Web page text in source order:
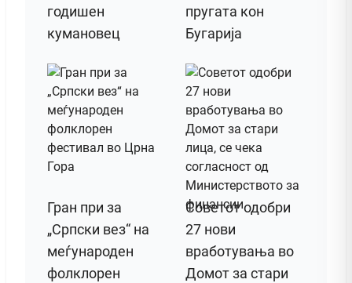
годишен
кумановец
пругата кон
Бугарија
Гран при за
„Српски вез“ на
меѓународен
фолклорен
Советот одобри
27 нови
вработувања во
Домот за стари